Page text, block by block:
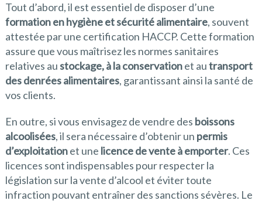
Tout d’abord, il est essentiel de disposer d’une
formation en hygiène et sécurité alimentaire, souvent
attestée par une certification HACCP. Cette formation
assure que vous maîtrisez les normes sanitaires
relatives austockage, à la conservationet autransport
des denrées alimentaires, garantissant ainsi la santé de
vos clients.
En outre, si vous envisagez de vendre des boissons
alcoolisées, il sera nécessaire d’obtenir un permis
d’exploitationet une licence de vente à emporter. Ces
licences sont indispensables pour respecter la
législation sur la vente d’alcool et éviter toute
infraction pouvant entraîner des sanctions sévères. Le